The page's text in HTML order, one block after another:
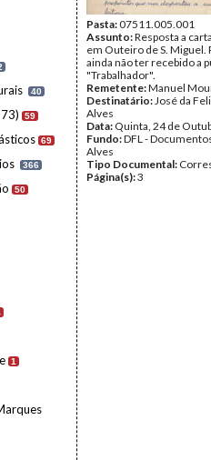
40
59
69
366
50
1
Pasta:07511.005.001
Assunto:Resposta a
em Outeiro de S. Miguel.
ainda não ter recebido a
"Trabalhador".
Remetente:Manuel
Destinatário:José da
Alves
Data: Quinta, 24 de
Fundo:DFL -
Alves
Tipo Documental:
Página(s):3